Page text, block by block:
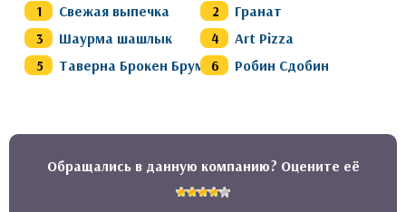
Свежая выпечка
Гранат
Шаурма шашлык
Art Pizza
Таверна Брокен Брум
Робин Сдобин
Обращались в данную компанию? Оцените её